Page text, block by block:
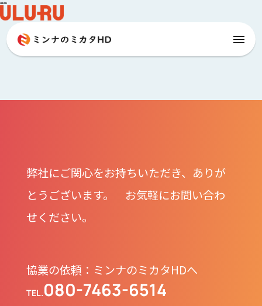
uluru
弊社にご関心をお持ちいただき、ありが
とうございます。 お気軽にお問い合わ
せください。
協業の依頼：ミンナのミカタHDへ
TEL.080-7463-6514